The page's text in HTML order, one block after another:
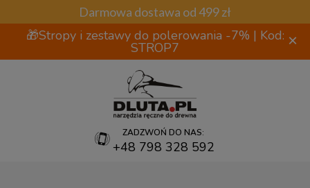
Darmowa dostawa od 499 zł
🎁Stropy i zestawy do polerowania -7% | Kod:
STROP7 ×
ZADZWOŃ DO NAS:
+48 798 328 592